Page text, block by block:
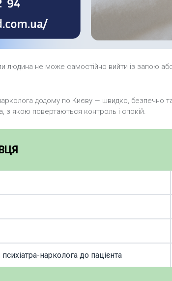
людина не може самостійно вийти із запою
додому по Києву — швидко, безпечно
з якою повертаються контроль і спокій.
нарколога до пацієнта